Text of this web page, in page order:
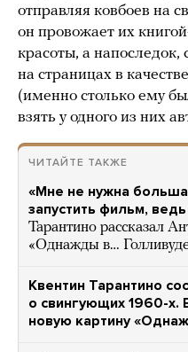
отправляя ковбоев на
он провожает их
красоты, а напоследок,
на страницах в
(именно столько ему
взять у одного из них
ЧИТАЙТЕ ТАКЖЕ
«Мне не нужна
запустить фильм,
Тарантино рассказал
«Однажды в…
Квентин Тарантино
о свингующих 1960-х.
новую картину